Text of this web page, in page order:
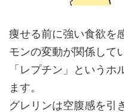
痩せる前に強い食欲を
モンの変動が関係して
「レプチン」というホ
ます。
グレリンは空腹感を引